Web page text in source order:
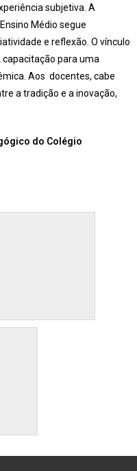
subjetiva. A
Médio segue
e reflexão. O vínculo
para uma
Aos docentes, cabe
a tradição e a inovação,
do Colégio